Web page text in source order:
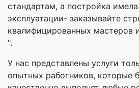
стандартам, а постройка
эксплуатации- заказывайте
квалифицированных мастеров
".
У нас представлены услуги
опытных работников, которые